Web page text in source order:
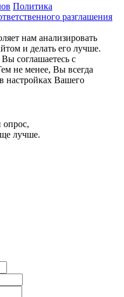
Политика
разглашения
нам анализировать
и делать его лучше.
соглашаетесь с
не менее, Вы всегда
настройках Вашего
опрос,
лучше.